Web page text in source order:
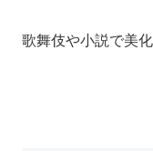
歌舞伎や小説で美